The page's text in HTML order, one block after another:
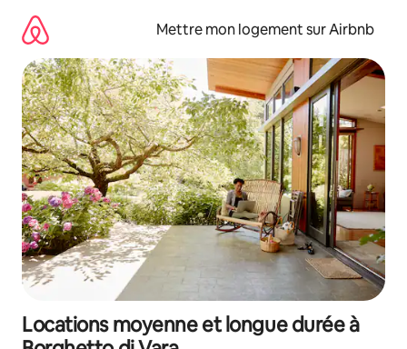
directement
contenu
Mettre mon logement sur Airbnb
Locations moyenne et longue durée à